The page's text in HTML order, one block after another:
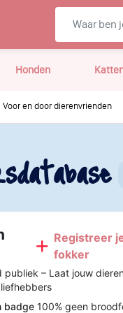
Honden
Voor en door dierenvrienden
Registreer
fokker
publiek – Laat jouw
badge 100% geen